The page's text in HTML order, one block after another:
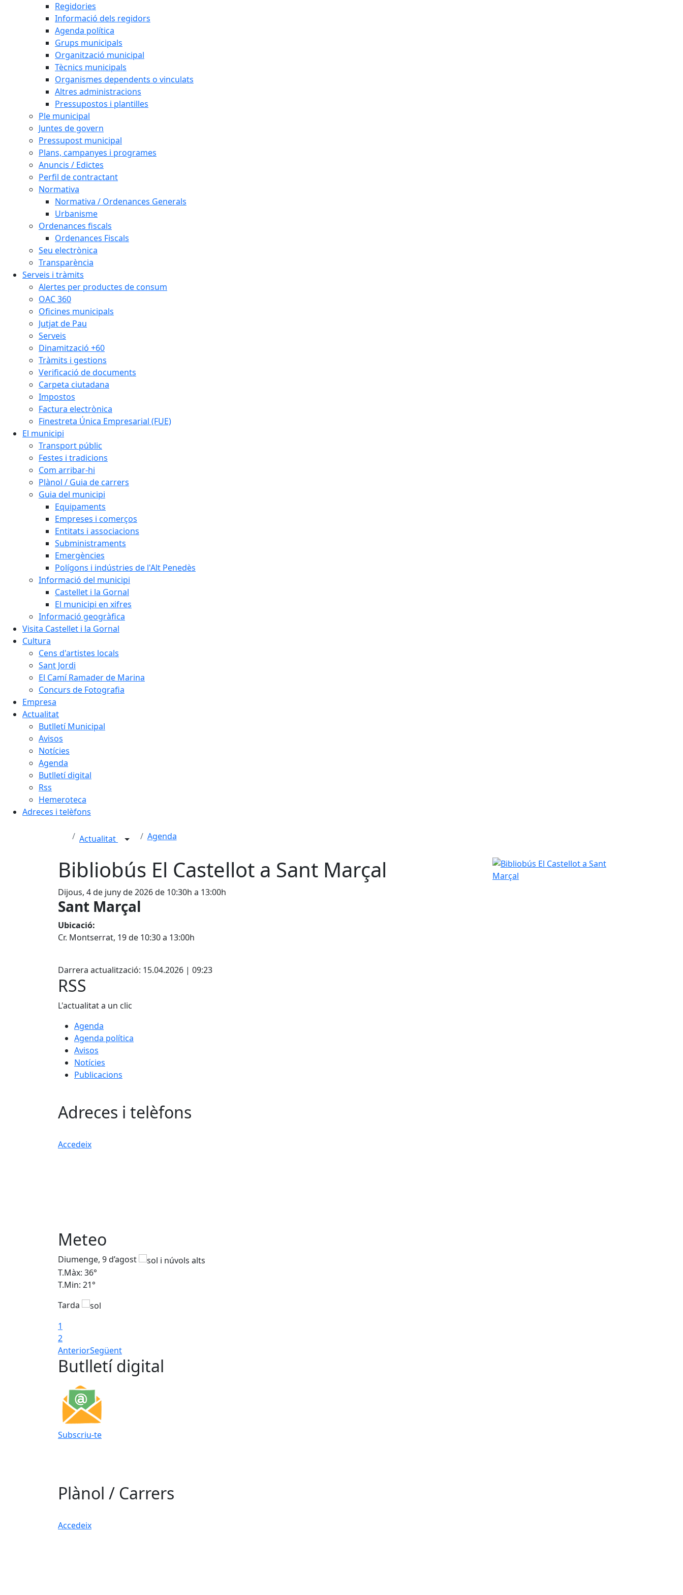
Regidories
Informació dels regidors
Agenda política
Grups municipals
Organització municipal
Tècnics municipals
Organismes dependents o vinculats
Altres administracions
Pressupostos i plantilles
Ple municipal
Juntes de govern
Pressupost municipal
Plans, campanyes i programes
Anuncis / Edictes
Perfil de contractant
Normativa
Normativa / Ordenances Generals
Urbanisme
Ordenances fiscals
Ordenances Fiscals
Seu electrònica
Transparència
Serveis i tràmits
Alertes per productes de consum
OAC 360
Oficines municipals
Jutjat de Pau
Serveis
Dinamització +60
Tràmits i gestions
Verificació de documents
Carpeta ciutadana
Impostos
Factura electrònica
Finestreta Única Empresarial (FUE)
El municipi
Transport públic
Festes i tradicions
Com arribar-hi
Plànol / Guia de carrers
Guia del municipi
Equipaments
Empreses i comerços
Entitats i associacions
Subministraments
Emergències
Polígons i indústries de l'Alt Penedès
Informació del municipi
Castellet i la Gornal
El municipi en xifres
Informació geogràfica
Visita Castellet i la Gornal
Cultura
Cens d'artistes locals
Sant Jordi
El Camí Ramader de Marina
Concurs de Fotografia
Empresa
Actualitat
Butlletí Municipal
Avisos
Notícies
Agenda
Butlletí digital
Rss
Hemeroteca
Adreces i telèfons
Actualitat Agenda
Bibliobús El Castellot a Sant Marçal
Dijous, 4 de juny de 2026 de 10:30h a 13:00h
Sant Marçal
Ubicació:
Cr. Montserrat, 19 de 10:30 a 13:00h
Darrera actualització: 15.04.2026 | 09:23
Bibliobús El Castellot a Sant Marçal
RSS
L'actualitat a un clic
Agenda
Agenda política
Avisos
Notícies
Publicacions
Adreces i telèfons
Accedeix
Meteo
Diumenge, 9 d’agost
T.Màx: 36°
T.Min: 21°
Tarda
1
2
AnteriorSegüent
Butlletí digital
Subscriu-te
Plànol / Carrers
Accedeix